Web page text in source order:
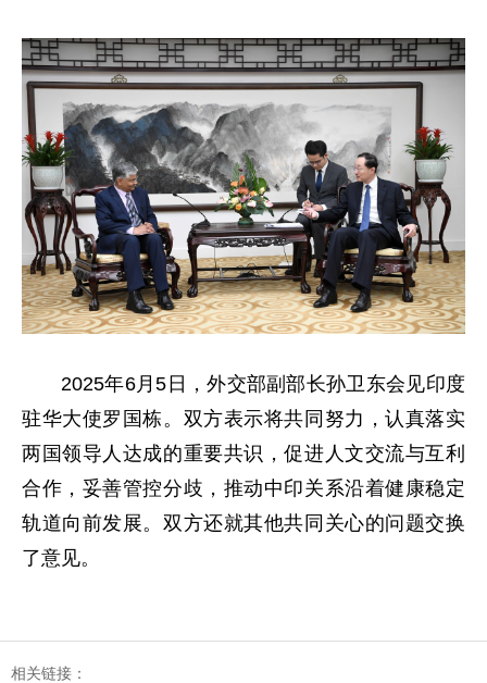
2025年6月5日，外交部副部长孙卫东会见印度
驻华大使罗国栋。双方表示将共同努力，认真落实
两国领导人达成的重要共识，促进人文交流与互利
合作，妥善管控分歧，推动中印关系沿着健康稳定
轨道向前发展。双方还就其他共同关心的问题交换
了意见。
相关链接：